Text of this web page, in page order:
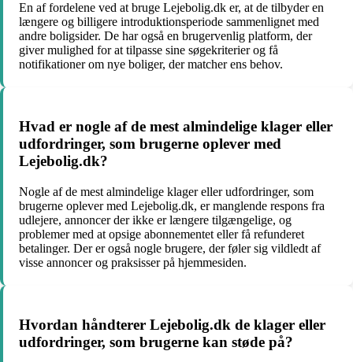
En af fordelene ved at bruge Lejebolig.dk er, at de tilbyder en
længere og billigere introduktionsperiode sammenlignet med
andre boligsider. De har også en brugervenlig platform, der
giver mulighed for at tilpasse sine søgekriterier og få
notifikationer om nye boliger, der matcher ens behov.
Hvad er nogle af de mest almindelige klager eller
udfordringer, som brugerne oplever med
Lejebolig.dk?
Nogle af de mest almindelige klager eller udfordringer, som
brugerne oplever med Lejebolig.dk, er manglende respons fra
udlejere, annoncer der ikke er længere tilgængelige, og
problemer med at opsige abonnementet eller få refunderet
betalinger. Der er også nogle brugere, der føler sig vildledt af
visse annoncer og praksisser på hjemmesiden.
Hvordan håndterer Lejebolig.dk de klager eller
udfordringer, som brugerne kan støde på?